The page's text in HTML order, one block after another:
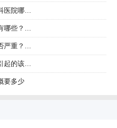
费合理透明
日常预防指南
自己好吗
如何治疗
要多少